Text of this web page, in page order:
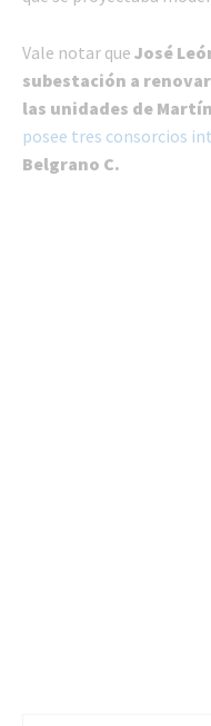
Vale notar que José
subestación a
las unidades de
posee tres consorcios
Belgrano C.